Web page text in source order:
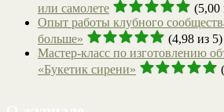
или самолете
(5,00
Опыт работы клубного
больше»
(4,98 из 5)
Мастер-класс по изготовлению
«Букетик сирени»